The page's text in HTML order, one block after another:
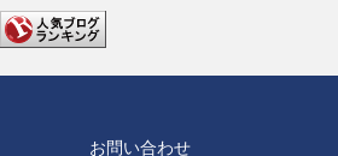
お問い合わせ